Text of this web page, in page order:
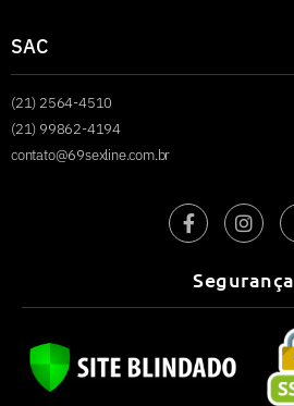
SAC
(21) 2564-4510
(21) 99862-4194
contato@69sexline.com.br
Segurança